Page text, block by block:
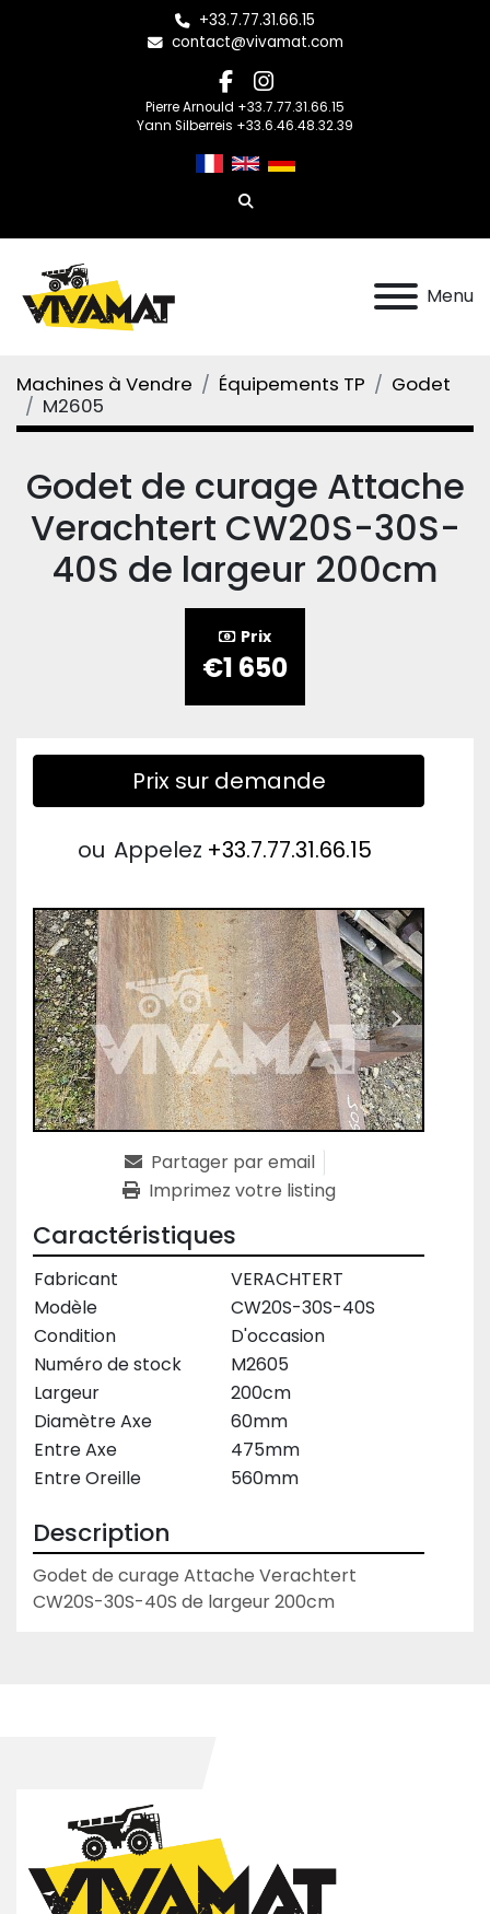
+33.7.77.31.66.15
contact@vivamat.com
facebook
instagram
Pierre Arnould +33.7.77.31.66.15
Yann Silberreis +33.6.46.48.32.39
Rechercher
Menu
Machines à Vendre Équipements TP
Godet
M2605
Godet de curage Attache
Verachtert CW20S-30S-
40S de largeur 200cm
Prix
€1 650
Prix sur demande
ou Appelez +33.7.77.31.66.15
Partager par email
Imprimez votre listing
Caractéristiques
Fabricant
VERACHTERT
Modèle
CW20S-30S-40S
Condition
D'occasion
Numéro de stock
M2605
Largeur
200cm
Diamètre Axe
60mm
Entre Axe
475mm
Entre Oreille
560mm
Description
Godet de curage Attache Verachtert
CW20S-30S-40S de largeur 200cm